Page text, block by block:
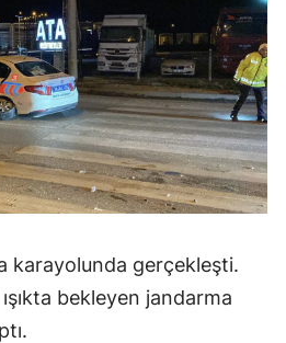
karayolunda gerçekleşti.
bekleyen jandarma